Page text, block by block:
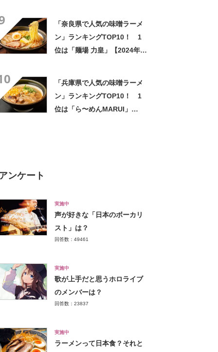
「奈良県で人気の味噌ラーメ
ン」ランキングTOP10！ 1
位は「麺場 力皇」【2024年7
「兵庫県で人気の味噌ラーメ
ン」ランキングTOP10！ 1
位は「ら〜めんMARUI」
アンケート
実施中
声が好きな「日本のボーカリ
スト」は？
回答数：49461
実施中
歌が上手だと思うホロライブ
のメンバーは？
回答数：23837
実施中
ラーメンって日本食？それと